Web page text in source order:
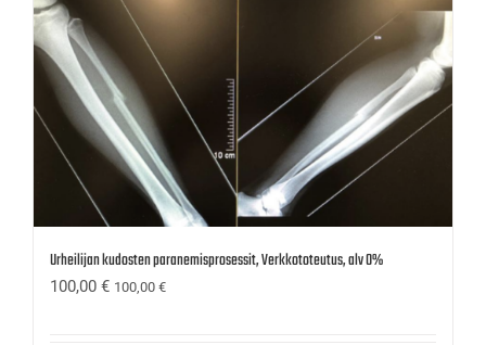
Urheilijan kudosten paranemisprosessit, Verkkototeutus, alv 0%
100,00 € 100,00 €